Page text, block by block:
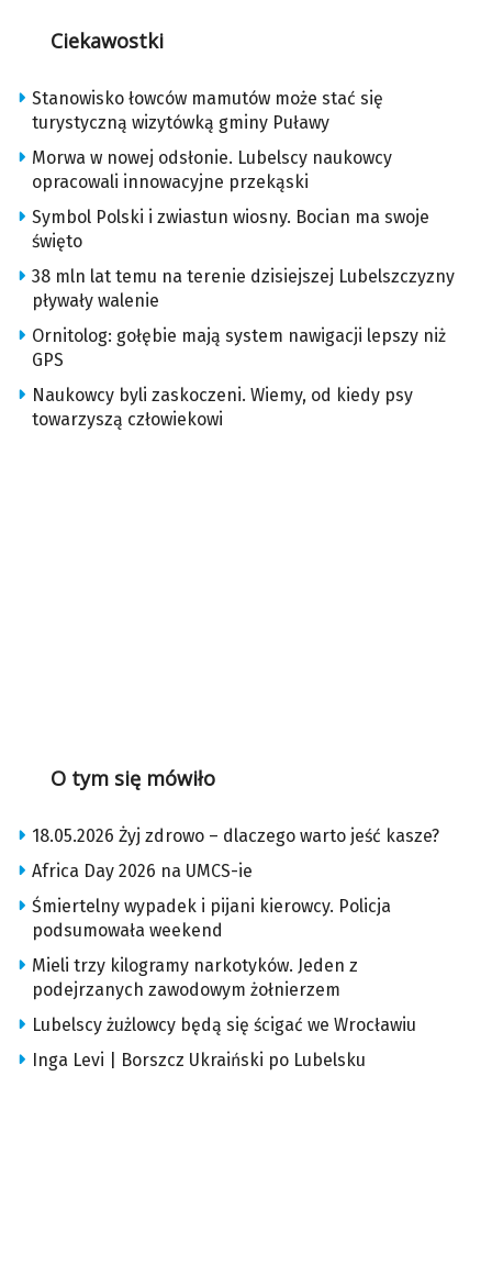
Ciekawostki
Stanowisko łowców mamutów może stać się
turystyczną wizytówką gminy Puławy
Morwa w nowej odsłonie. Lubelscy naukowcy
opracowali innowacyjne przekąski
Symbol Polski i zwiastun wiosny. Bocian ma swoje
święto
38 mln lat temu na terenie dzisiejszej Lubelszczyzny
pływały walenie
Ornitolog: gołębie mają system nawigacji lepszy niż
GPS
Naukowcy byli zaskoczeni. Wiemy, od kiedy psy
towarzyszą człowiekowi
O tym się mówiło
18.05.2026 Żyj zdrowo – dlaczego warto jeść kasze?
Africa Day 2026 na UMCS-ie
Śmiertelny wypadek i pijani kierowcy. Policja
podsumowała weekend
Mieli trzy kilogramy narkotyków. Jeden z
podejrzanych zawodowym żołnierzem
Lubelscy żużlowcy będą się ścigać we Wrocławiu
Inga Levi | Borszcz Ukraiński po Lubelsku